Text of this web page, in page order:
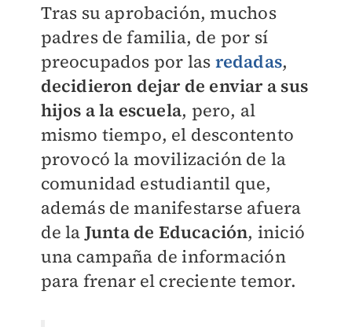
Tras su aprobación, muchos
padres de familia, de por sí
preocupados por las redadas,
decidieron dejar de enviar a sus
hijos a la escuela, pero, al
mismo tiempo, el descontento
provocó la movilización de la
comunidad estudiantil que,
además de manifestarse afuera
de la Junta de Educación, inició
una campaña de información
para frenar el creciente temor.